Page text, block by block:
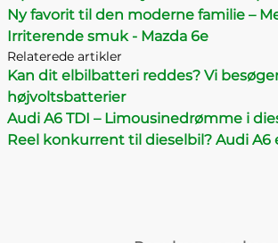
Ny favorit til den moderne familie –
Irriterende smuk - Mazda 6e
Relaterede artikler
Kan dit elbilbatteri reddes? Vi
højvoltsbatterier
Audi A6 TDI – Limousinedrømme i
Reel konkurrent til dieselbil? Audi A6